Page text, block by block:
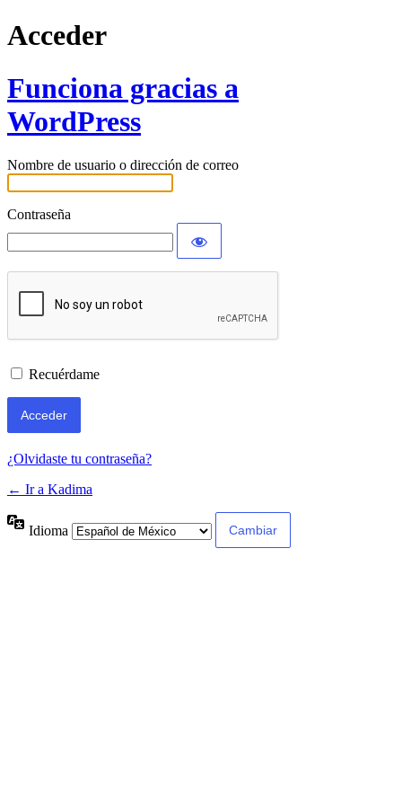
Acceder
Funciona gracias a
WordPress
Nombre de usuario o dirección de correo
Contraseña
Recuérdame
¿Olvidaste tu contraseña?
← Ir a Kadima
Idioma